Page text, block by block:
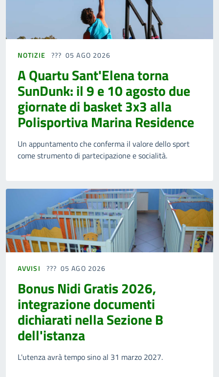
NOTIZIE 05 AGO 2026
A Quartu Sant'Elena torna
SunDunk: il 9 e 10 agosto due
giornate di basket 3x3 alla
Polisportiva Marina Residence
Un appuntamento che conferma il valore dello sport
come strumento di partecipazione e socialità.
AVVISI 05 AGO 2026
Bonus Nidi Gratis 2026,
integrazione documenti
dichiarati nella Sezione B
dell'istanza
L'utenza avrà tempo sino al 31 marzo 2027.